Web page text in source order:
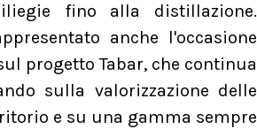
fino alla distillazione.
anche l'occasione
progetto Tabar, che continua
sulla valorizzazione delle
e su una gamma sempre